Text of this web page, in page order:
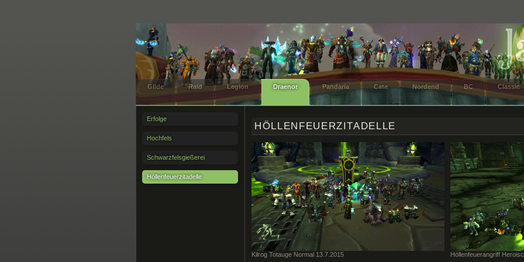
Gilde Raid Legion Draenor Pandaria Cata Nordend BC Classic
Erfolge
Hochfels
Schwarzfelsgießerei
Höllenfeuerzitadelle
HÖLLENFEUERZITADELLE
Kilrog Totauge Normal 13.7.2015 Höllenfeuerangriff